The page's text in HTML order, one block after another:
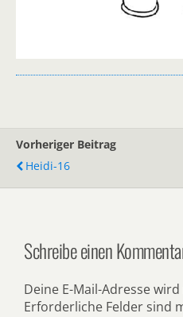
Vorheriger Beitrag
Heidi-16
Schreibe einen
Deine E-Mail-Adresse
Erforderliche Felder sind